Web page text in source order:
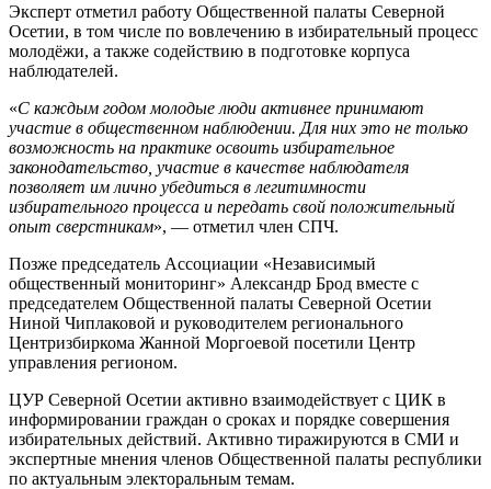
Эксперт отметил работу Общественной палаты Северной
Осетии, в том числе по вовлечению в избирательный процесс
молодёжи, а также содействию в подготовке корпуса
наблюдателей.
«С каждым годом молодые люди активнее принимают
участие в общественном наблюдении. Для них это не только
возможность на практике освоить избирательное
законодательство, участие в качестве наблюдателя
позволяет им лично убедиться в легитимности
избирательного процесса и передать свой положительный
опыт сверстникам», — отметил член СПЧ.
Позже председатель Ассоциации «Независимый
общественный мониторинг» Александр Брод вместе с
председателем Общественной палаты Северной Осетии
Ниной Чиплаковой и руководителем регионального
Центризбиркома Жанной Моргоевой посетили Центр
управления регионом.
ЦУР Северной Осетии активно взаимодействует с ЦИК в
информировании граждан о сроках и порядке совершения
избирательных действий. Активно тиражируются в СМИ и
экспертные мнения членов Общественной палаты республики
по актуальным электоральным темам.